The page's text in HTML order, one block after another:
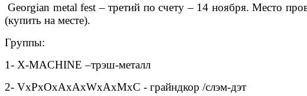
Georgian metal fest – третий по счету – 14 ноября. Место
(купить на месте).
Группы:
1- X-MACHINE –трэш-металл
2- VxPxOxAxAxWxAxMxC - гpайндкор /слэм-дэт